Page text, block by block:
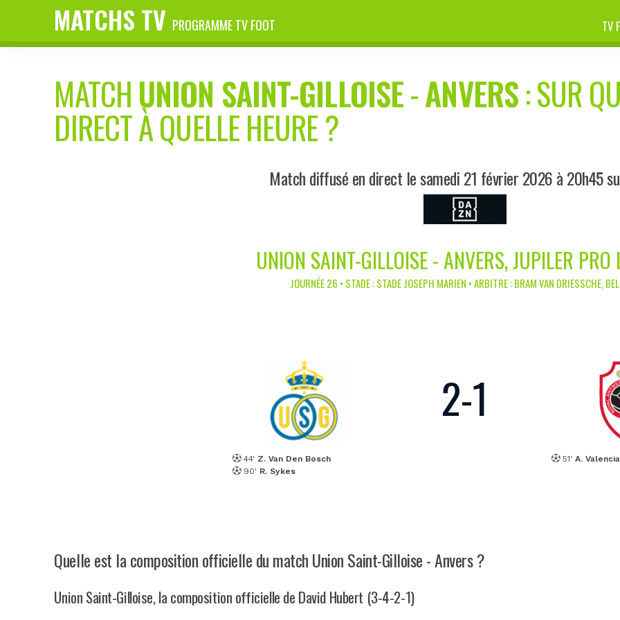
MATCHS TV PROGRAMME TV FOOT TV
MATCHUNION SAINT-GILLOISE-ANVERS: SUR
DIRECT À QUELLE HEURE ?
Match diffusé en direct le samedi 21 février 2026 à 20h45
UNION SAINT-GILLOISE - ANVERS, JUPILER PRO
JOURNÉE 26 • STADE : STADE JOSEPH MARIEN • ARBITRE : BRAM VAN DRIESSCHE,
44' Z. Van Den Bosch
90' R. Sykes
2-1
51'A. Valencia
Quelle est la composition officielle du match Union Saint-Gilloise - Anvers ?
Union Saint-Gilloise, la composition officielle de David Hubert (3-4-2-1)